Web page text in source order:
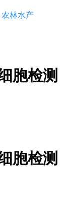
林水产
胞检测
胞检测